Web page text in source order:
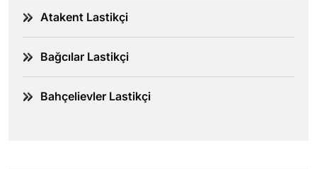
Atakent Lastikçi
Bağcılar Lastikçi
Bahçelievler Lastikçi